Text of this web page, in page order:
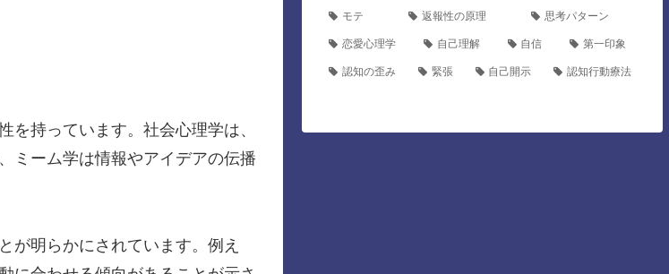
持っています。社会心理学は、
ミーム学は情報やアイデアの伝播
が明らかにされています。例え
モテ 返報性の原理 思考パターン
恋愛心理学 自己理解 自信 第一印象
認知の歪み 緊張 自己開示 認知行動療法